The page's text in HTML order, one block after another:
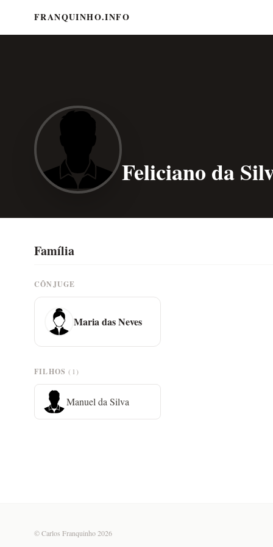
FRANQUINHO.INFO
Feliciano da
Família
CÔNJUGE
Maria das Neves
FILHOS(1)
Manuel da Silva
© Carlos Franquinho 2026